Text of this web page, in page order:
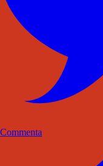
Commenta